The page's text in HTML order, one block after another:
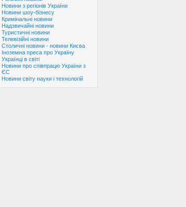
Новини з регіонів України
Новини шоу-бізнесу
Кримінальні новини
Надзвичайні новини
Туристичні новини
Телевізійні новини
Столичні новини - новини Києва
Іноземна преса про Україну
Українці в світі
Новини про співпрацю України з
ЄС
Новини світу науки і технологій